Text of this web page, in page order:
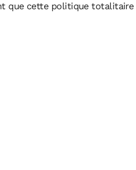
que cette politique totalitaire